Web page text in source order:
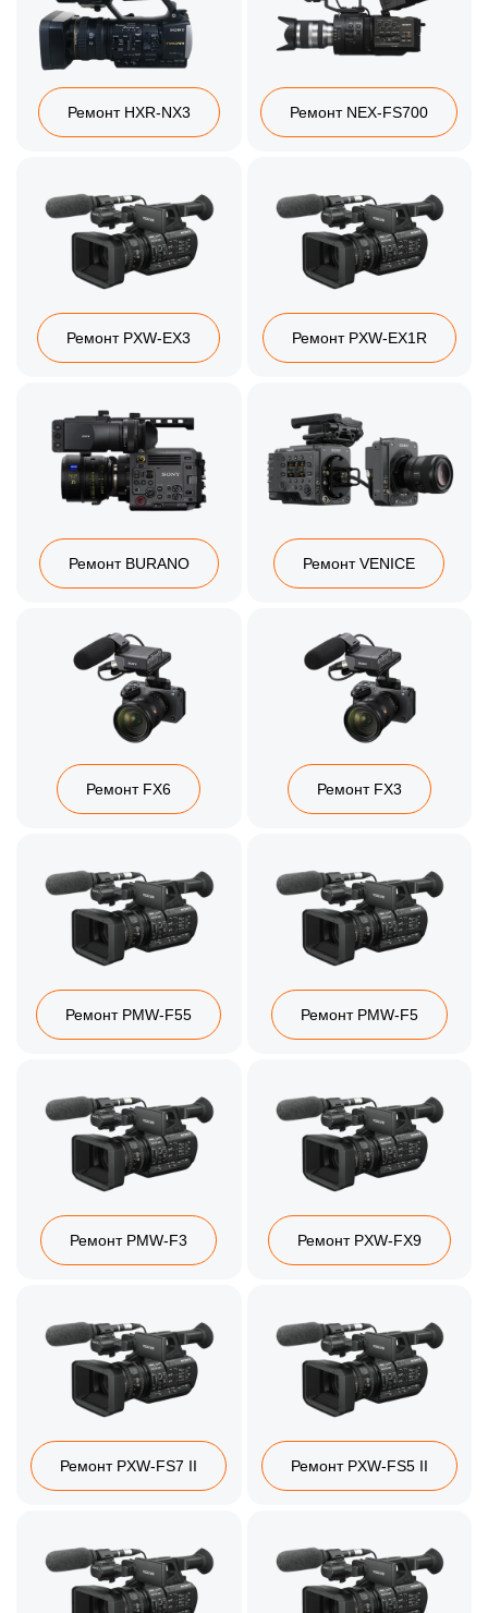
Ремонт HXR‑NX3 Ремонт NEX‑FS700
Ремонт PXW‑EX3 Ремонт PXW‑EX1R
Ремонт BURANO Ремонт VENICE
Ремонт FX6 Ремонт FX3
Ремонт PMW‑F55 Ремонт PMW‑F5
Ремонт PMW‑F3 Ремонт PXW‑FX9
Ремонт PXW‑FS7 II Ремонт PXW‑FS5 II